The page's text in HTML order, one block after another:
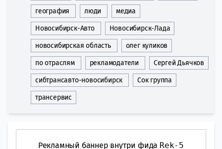
география люди медиа
Новосибирск-Авто Новосибирск-Лада
новосибирская область олег куликов
по отраслям рекламодатели Сергей Дьячков
сибтрансавто-новосибирск Сок группа
трансервис
Рекламный баннер внутри фида Rek-5